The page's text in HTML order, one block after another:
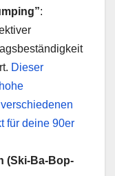
:
Dieser
für deine 90er
(Ski-Ba-Bop-